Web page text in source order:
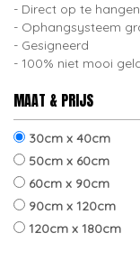
Direct op te hangen
Ophangsysteem
Gesigneerd
100% niet mooi
MAAT & PRIJS
30cm x 40cm
50cm x 60cm
60cm x 90cm
90cm x 120cm
120cm x 180cm